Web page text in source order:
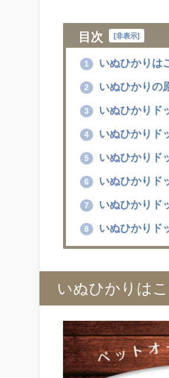
目次 [非表示]
1 いぬひかりは
2 いぬひかりの
3 いぬひかりド
4 いぬひかりド
5 いぬひかりド
6 いぬひかりド
7 いぬひかりド
8 いぬひかりド
いぬひかりは